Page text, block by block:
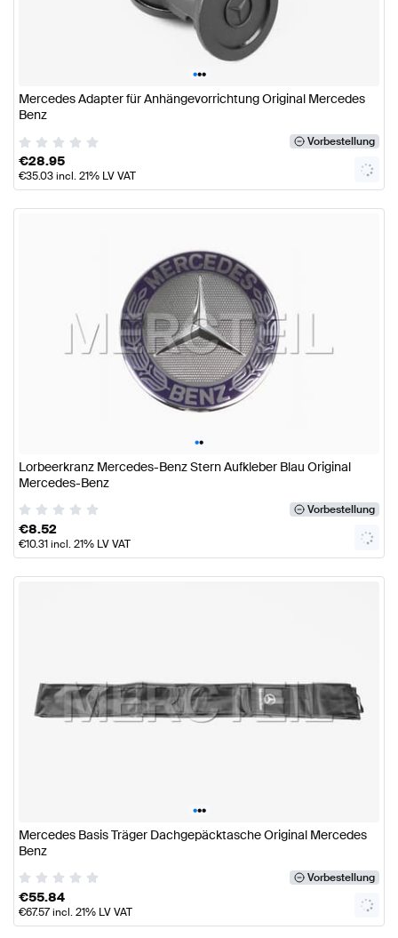
•••
Mercedes Adapter für Anhängevorrichtung Original Mercedes
Benz
Vorbestellung
€28.95
€35.03incl. 21% LV VAT
••
Lorbeerkranz Mercedes-Benz Stern Aufkleber Blau Original
Mercedes-Benz
Vorbestellung
€8.52
€10.31incl. 21% LV VAT
•••
Mercedes Basis Träger Dachgepäcktasche Original Mercedes
Benz
Vorbestellung
€55.84
€67.57incl. 21% LV VAT